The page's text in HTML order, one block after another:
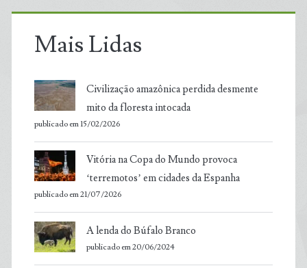
Mais Lidas
Civilização amazônica perdida desmente
mito da floresta intocada
publicado em 15/02/2026
Vitória na Copa do Mundo provoca
‘terremotos’ em cidades da Espanha
publicado em 21/07/2026
A lenda do Búfalo Branco
publicado em 20/06/2024